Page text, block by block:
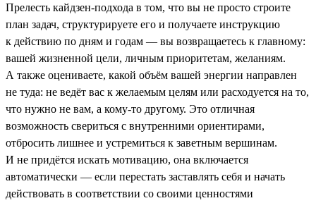
Прелесть кайдзен-подхода в том, что вы не просто строите
план задач, структурируете его и получаете инструкцию
к действию по дням и годам — вы возвращаетесь к главному:
вашей жизненной цели, личным приоритетам, желаниям.
А также оцениваете, какой объём вашей энергии направлен
не туда: не ведёт вас к желаемым целям или расходуется на то,
что нужно не вам, а кому-то другому. Это отличная
возможность свериться с внутренними ориентирами,
отбросить лишнее и устремиться к заветным вершинам.
И не придётся искать мотивацию, она включается
автоматически — если перестать заставлять себя и начать
действовать в соответствии со своими ценностями